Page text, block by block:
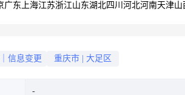
广东 上海江苏浙江山东湖北四川 河北河南天津山
信息变更 重庆市 大足区